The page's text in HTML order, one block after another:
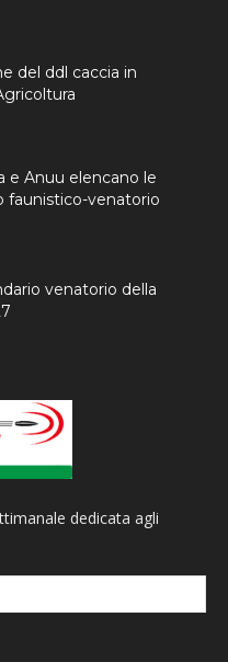
del ddl caccia in
e Anuu elencano le
faunistico-venatorio
venatorio della
dedicata agli